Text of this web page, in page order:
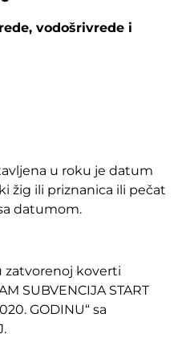
vodošrivrede i
u roku je datum
žig ili priznanica ili pečat
datumom.
zatvorenoj koverti
SUBVENCIJA START
GODINU“ sa